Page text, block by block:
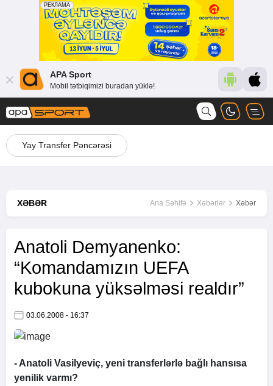
APA Sport
Mobil tətbiqimizi buradan yüklə!
Yay Transfer Pəncərəsi
XƏBƏR Ana Səhifə Xəbərlər Xəbər
Anatoli Demyanenko:
“Komandamızın UEFA
kubokuna yüksəlməsi realdır”
03.06.2008 - 16:37
- Anatoli Vasilyeviç, yeni transferlərlə bağlı hansısa
yenilik varmı?